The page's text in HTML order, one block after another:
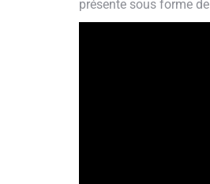
présente sous forme